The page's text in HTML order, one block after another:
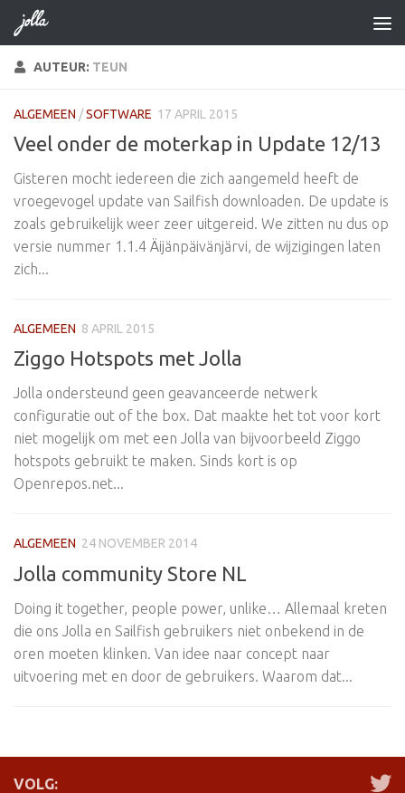
Doorgaan naar inhoud
AUTEUR: TEUN
ALGEMEEN /SOFTWARE 17 APRIL 2015
Veel onder de moterkap in Update 12/13
Gisteren mocht iedereen die zich aangemeld heeft de
vroegevogel update van Sailfish downloaden. De update is
zoals gebruikelijk weer zeer uitgereid. We zitten nu dus op
versie nummer 1.1.4 Äijänpäivänjärvi, de wijzigingen laten
zich...
ALGEMEEN 8 APRIL 2015
Ziggo Hotspots met Jolla
Jolla ondersteund geen geavanceerde netwerk
configuratie out of the box. Dat maakte het tot voor kort
niet mogelijk om met een Jolla van bijvoorbeeld Ziggo
hotspots gebruikt te maken. Sinds kort is op
Openrepos.net...
ALGEMEEN 24 NOVEMBER 2014
Jolla community Store NL
Doing it together, people power, unlike… Allemaal kreten
die ons Jolla en Sailfish gebruikers niet onbekend in de
oren moeten klinken. Van idee naar concept naar
uitvoering met en door de gebruikers. Waarom dat...
VOLG: